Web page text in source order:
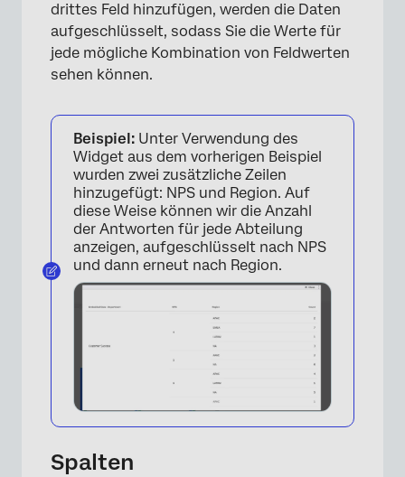
drittes Feld hinzufügen, werden die Daten
aufgeschlüsselt, sodass Sie die Werte für
jede mögliche Kombination von Feldwerten
sehen können.
Beispiel: Unter Verwendung des
Widget aus dem vorherigen Beispiel
wurden zwei zusätzliche Zeilen
hinzugefügt: NPS und Region. Auf
diese Weise können wir die Anzahl
der Antworten für jede Abteilung
anzeigen, aufgeschlüsselt nach NPS
und dann erneut nach Region.
Spalten